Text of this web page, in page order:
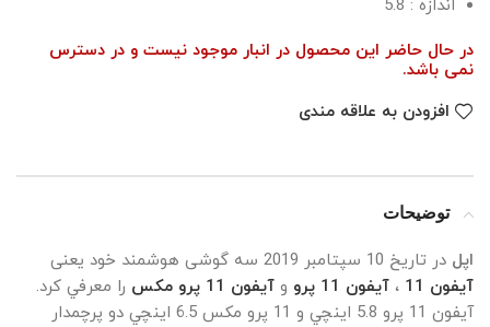
اندازه : 5.8
در حال حاضر این محصول در انبار موجود نیست و در دسترس
نمی باشد.
افزودن به علاقه مندی
توضیحات
اپل در تاريخ 10 سپتامبر 2019 سه گوشی هوشمند خود یعنی
آيفون 11
، آيفون 11 پرو و آيفون 11 پرو مکس
را معرفي کرد.
آيفون 11 پرو 5.8 اينچي و 11 پرو مکس 6.5 اينچي دو پرچمدار